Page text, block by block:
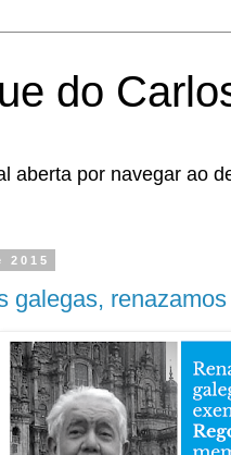
do
aberta por navegar ao
2015
galegas,